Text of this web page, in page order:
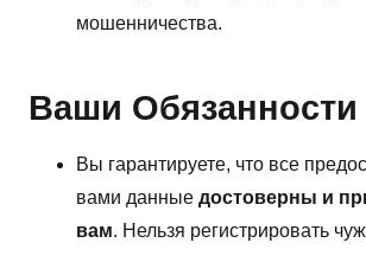
мошенничества.
Ваши Обязанности
Вы гарантируете, что все
вами данные достоверны и
вам. Нельзя регистрировать